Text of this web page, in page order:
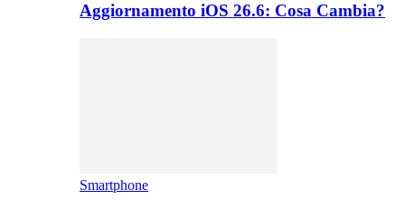
Aggiornamento iOS 26.6: Cosa Cambia?
Smartphone